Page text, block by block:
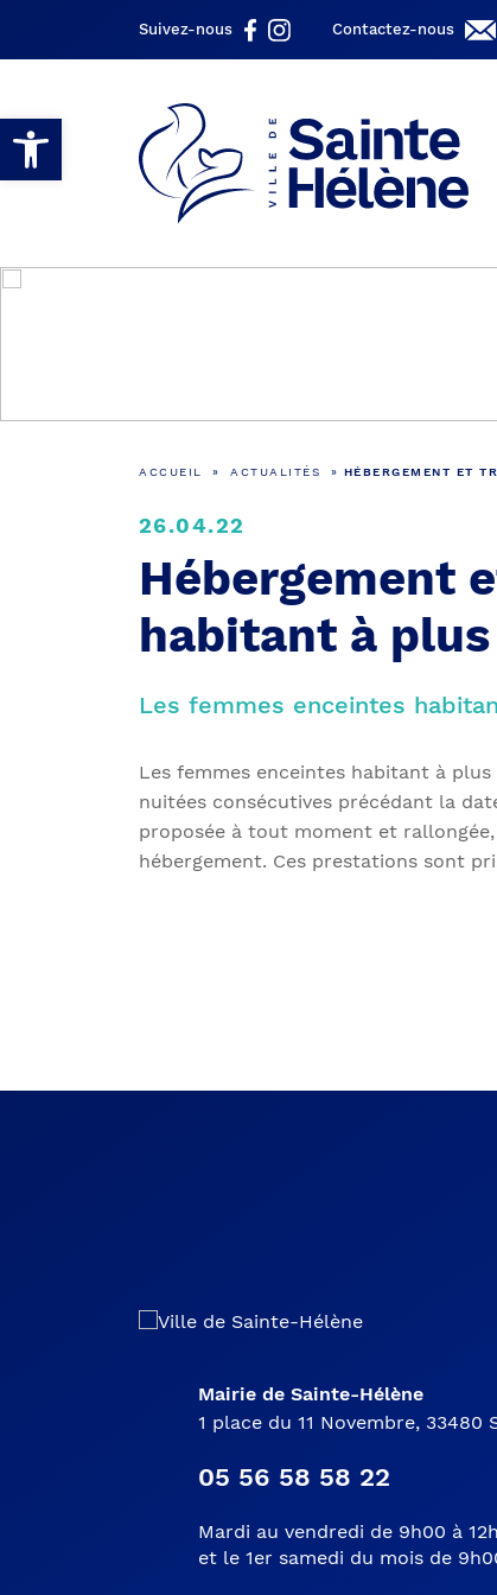
Ouvrir la barre d’outils
Suivez-nous Contactez-nous
ACCUEIL » ACTUALITÉS » HÉBERGEMENT ET
26.04.22
Hébergement
habitant à
Les femmes enceintes
Les femmes enceintes habitant à
nuitées consécutives précédant la
proposée à tout moment et
hébergement. Ces prestations sont
Mairie de Sainte-Hélène
1 place du 11 Novembre, 33480
05 56 58 58 22
Mardi au vendredi de 9h00 à
et le 1er samedi du mois de